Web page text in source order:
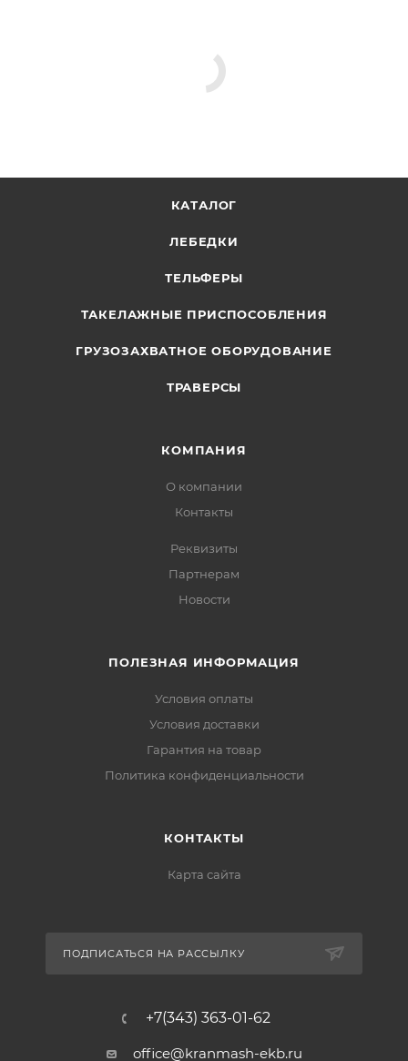
КАТАЛОГ
ЛЕБЕДКИ
ТЕЛЬФЕРЫ
ТАКЕЛАЖНЫЕ ПРИСПОСОБЛЕНИЯ
ГРУЗОЗАХВАТНОЕ ОБОРУДОВАНИЕ
ТРАВЕРСЫ
КОМПАНИЯ
О компании
Контакты
Реквизиты
Партнерам
Новости
ПОЛЕЗНАЯ ИНФОРМАЦИЯ
Условия оплаты
Условия доставки
Гарантия на товар
Политика конфиденциальности
КОНТАКТЫ
Карта сайта
ПОДПИСАТЬСЯ НА РАССЫЛКУ
+7(343) 363-01-62
office@kranmash-ekb.ru